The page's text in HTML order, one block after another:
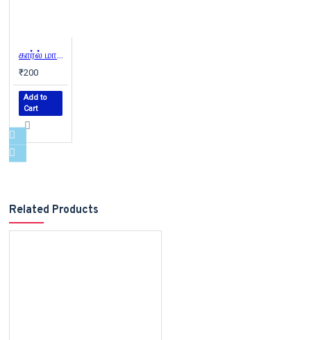
கார்ல் மார்க்ஸ்..
₹200
Add to
Cart
Related Products